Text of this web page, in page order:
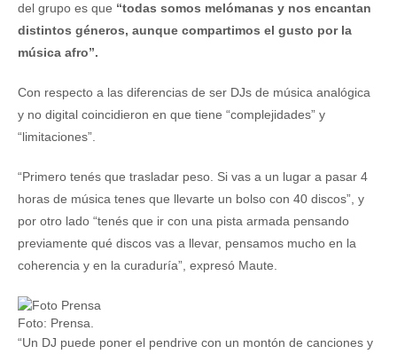
del grupo es que “todas somos melómanas y nos encantan
distintos géneros, aunque compartimos el gusto por la
música afro”.
Con respecto a las diferencias de ser DJs de música analógica
y no digital coincidieron en que tiene “complejidades” y
“limitaciones”.
“Primero tenés que trasladar peso. Si vas a un lugar a pasar 4
horas de música tenes que llevarte un bolso con 40 discos”, y
por otro lado “tenés que ir con una pista armada pensando
previamente qué discos vas a llevar, pensamos mucho en la
coherencia y en la curaduría”, expresó Maute.
Foto: Prensa.
“Un DJ puede poner el pendrive con un montón de canciones y